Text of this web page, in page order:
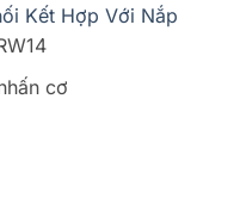
Kết Hợp Với Nắp
cơ